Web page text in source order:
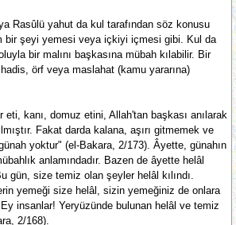
Rasûlü yahut da kul tarafından söz konusu
bir şeyi yemesi veya içkiyi içmesi gibi. Kul da
bir malını başkasına mübah kılabilir. Bir
örf veya maslahat (kamu yararına)
kanı, domuz etini, Allah'tan başkası anılarak
Fakat darda kalana, aşırı gitmemek ve
yoktur" (el-Bakara, 2/173). Âyette, günahın
anlamındadır. Bazen de âyette helâl
gün, size temiz olan şeyler helâl kılındı.
yemeği size helâl, sizin yemeğiniz de onlara
insanlar! Yeryüzünde bulunan helâl ve temiz
2/168).